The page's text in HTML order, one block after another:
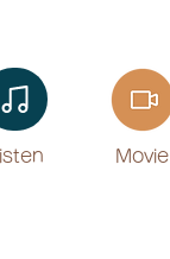
Movie